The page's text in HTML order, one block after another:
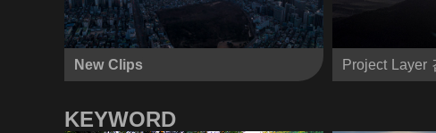
New Clips Project Layer
KEYWORD